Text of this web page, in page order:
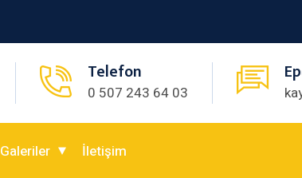
Telefon
0 507 243 64 03
Galeriler İletişim